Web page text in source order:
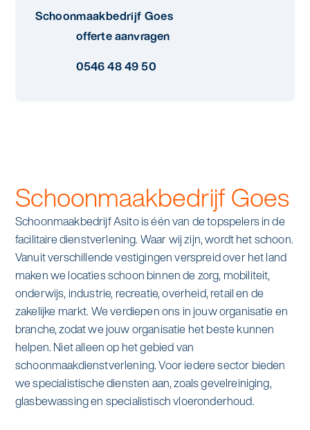
duurzame bedrijfskleding
Schoonmaak
Specialistische schoonmaak
One Go
Zorgondersteuning
Vloermeester van One Go
alle diensten bekijken
Zakelijk
Zorg
Ons verhaal
Asito impuls
Artikelen
Kennisbank
Contact
Wij werken voor
Duurzaamheid & Asito
Innovatie & Asito
Schoonmaakbedrijf Goes
offerte aanvragen
0546 48 49 50
Schoonmaakbedrijf Goes
Schoonmaakbedrijf Asito is één van de topspelers in de
facilitaire dienstverlening. Waar wij zijn, wordt het schoon.
Vanuit verschillende vestigingen verspreid over het land
maken we locaties schoon binnen de zorg, mobiliteit,
onderwijs, industrie, recreatie, overheid, retail en de
zakelijke markt. We verdiepen ons in jouw organisatie en
branche, zodat we jouw organisatie het beste kunnen
helpen. Niet alleen op het gebied van
schoonmaakdienstverlening. Voor iedere sector bieden
we specialistische diensten aan, zoals gevelreiniging,
glasbewassing en specialistisch vloeronderhoud.